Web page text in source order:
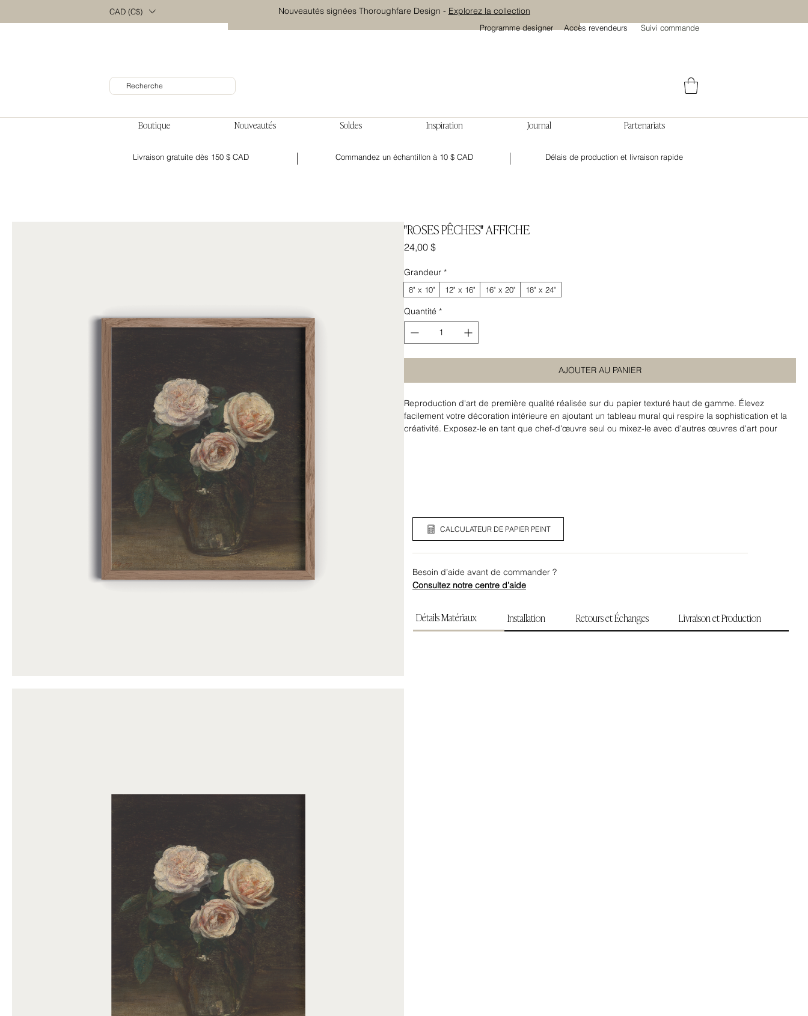
CAD (C$) Nouveautés signées Thoroughfare Design - Explorez la collection
Programme designer Accès revendeurs Suivi commande
Boutique Nouveautés Soldes Inspiration Journal Partenariats
Livraison gratuite dès 150 $ CAD Commandez un échantillon à 10 $ CAD Délais de production et livraison rapide
"ROSES PÊCHES" AFFICHE
24,00 $Prix
Grandeur *
8" x 10" 12" x 16" 16" x 20" 18" x 24"
Quantité *
AJOUTER AU PANIER
Reproduction d'art de première qualité réalisée sur du papier texturé haut de gamme. Élevez
facilement votre décoration intérieure en ajoutant un tableau mural qui respire la sophistication et la
créativité. Exposez-le en tant que chef-d'œuvre seul ou mixez-le avec d'autres œuvres d'art pour
CALCULATEUR DE PAPIER PEINT
Besoin d’aide avant de commander ?
Consultez notre centre d’aide
Détails Matériaux Installation Retours et Échanges Livraison et Production